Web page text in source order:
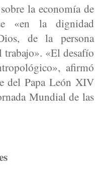
la economía de
«en la dignidad
de la persona
«El desafío
afirmó
del Papa León XIV
Mundial de las